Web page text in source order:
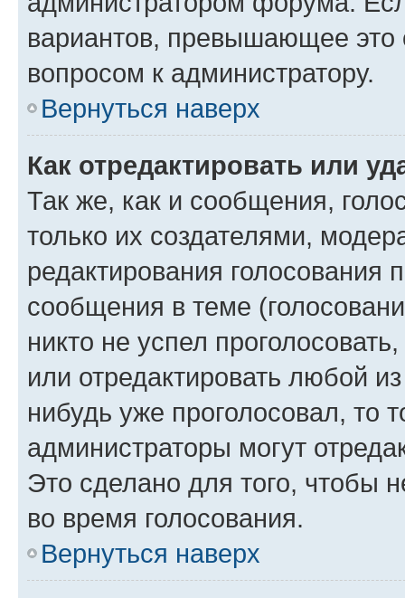
вариантов, превышающее это
вопросом к администратору.
Вернуться наверх
Как отредактировать или
Так же, как и сообщения,
только их создателями,
редактирования голосования
сообщения в теме
никто не успел
или отредактировать любой
нибудь уже проголосовал, то
администраторы могут
Это сделано для того, чтобы
во время голосования.
Вернуться наверх